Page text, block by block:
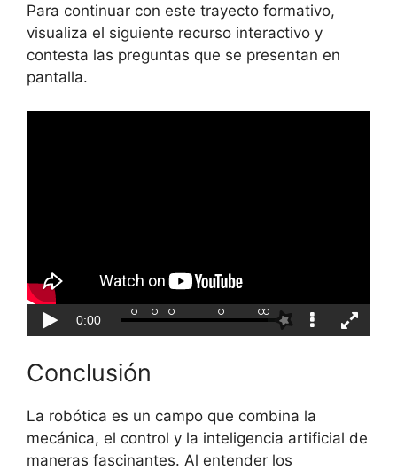
Para continuar con este trayecto formativo,
visualiza el siguiente recurso interactivo y
contesta las preguntas que se presentan en
pantalla.
Conclusión
La robótica es un campo que combina la
mecánica, el control y la inteligencia artificial de
maneras fascinantes. Al entender los